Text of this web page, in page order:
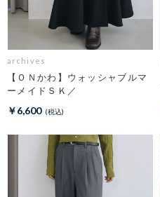
archives
【ＯＮかわ】ウォッシャブルマ
ーメイドＳＫ／
￥6,600